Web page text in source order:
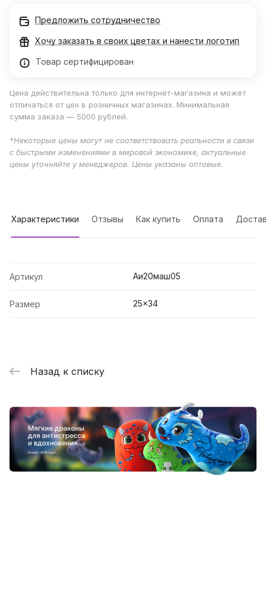
Предложить сотрудничество
Хочу заказать в своих цветах и нанести логотип
Товар сертифицирован
Цена действительна только для интернет-магазина и может
отличаться от цен в розничных магазинах. Минимальная
сумма заказа — 5000 рублей.
*Некоторые цены могут не соответствовать реальности в связи
с быстрыми изменениями в мировой экономике, актуальные
цены уточняйте у менеджеров. Цены указаны оптовые.
Характеристики Отзывы Как купить Оплата
Артикул Аи20маш05
Размер 25x34
Назад к списку